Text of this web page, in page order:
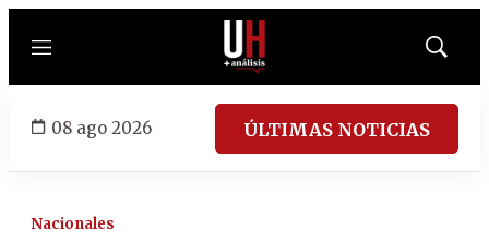
Menú
Mostrar
08 ago 2026 ÚLTIMAS NOTICIAS
Nacionales